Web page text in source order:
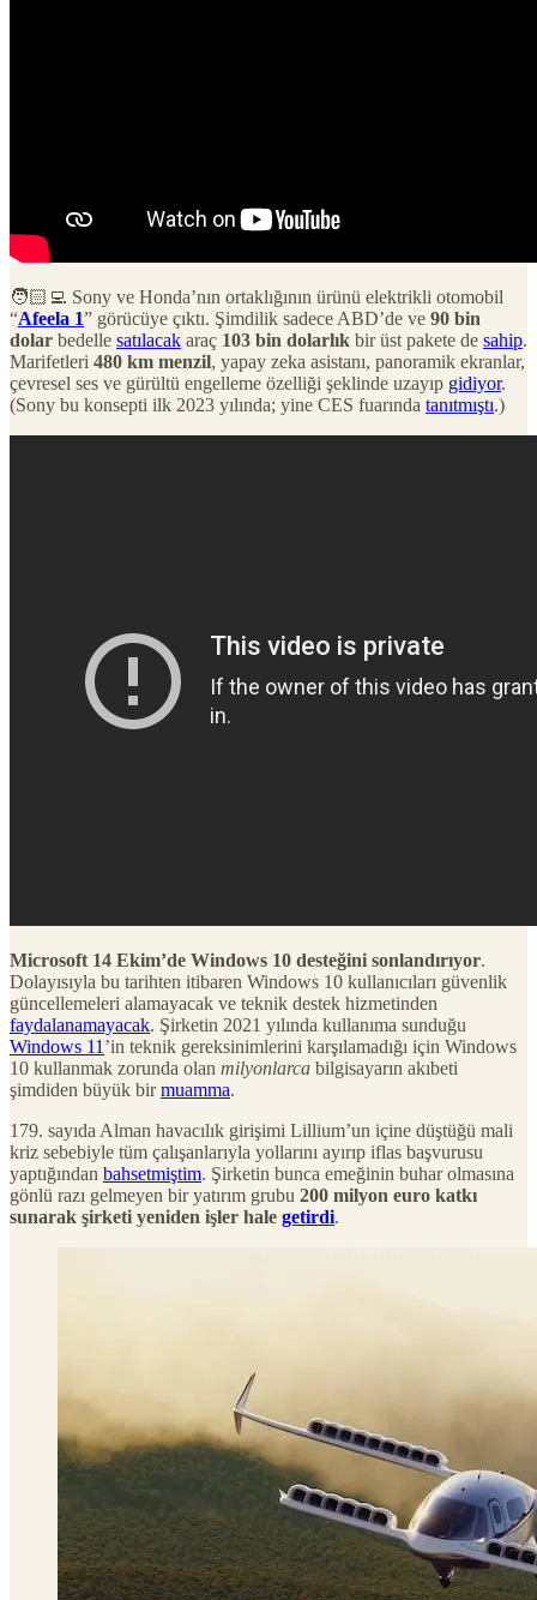
🧑🏻‍💻 Sony ve Honda’nın ortaklığının ürünü elektrikli otomobil
“Afeela 1” görücüye çıktı. Şimdilik sadece ABD’de ve 90 bin
dolar bedelle satılacak araç 103 bin dolarlık bir üst pakete de sahip.
Marifetleri 480 km menzil, yapay zeka asistanı, panoramik ekranlar,
çevresel ses ve gürültü engelleme özelliği şeklinde uzayıp gidiyor.
(Sony bu konsepti ilk 2023 yılında; yine CES fuarında tanıtmıştı.)
Microsoft 14 Ekim’de Windows 10 desteğini sonlandırıyor.
Dolayısıyla bu tarihten itibaren Windows 10 kullanıcıları güvenlik
güncellemeleri alamayacak ve teknik destek hizmetinden
faydalanamayacak. Şirketin 2021 yılında kullanıma sunduğu
Windows 11 ’in teknik gereksinimlerini karşılamadığı için Windows
10 kullanmak zorunda olan milyonlarca bilgisayarın akıbeti
şimdiden büyük birmuamma.
179. sayıda Alman havacılık girişimi Lillium’un içine düştüğü mali
kriz sebebiyle tüm çalışanlarıyla yollarını ayırıp iflas başvurusu
yaptığından bahsetmiştim. Şirketin bunca emeğinin buhar olmasına
gönlü razı gelmeyen bir yatırım grubu 200 milyon euro katkı
sunarak şirketi yeniden işler hale getirdi.